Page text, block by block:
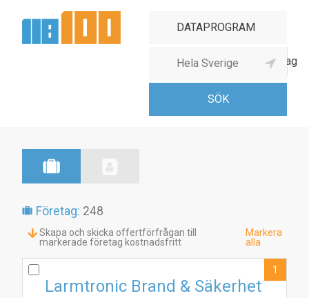
Dataprogrammeringsföretag
Företag: 248
Skapa och skicka offertförfrågan till
markerade företag kostnadsfritt
Markera
alla
Larmtronic Brand & Säkerhet
1